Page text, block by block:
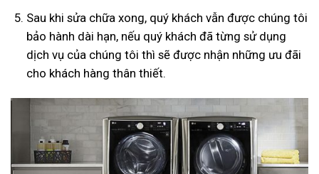
Sau khi sửa chữa xong, quý khách vẫn được chúng tôi
bảo hành dài hạn, nếu quý khách đã từng sử dụng
dịch vụ của chúng tôi thì sẽ được nhận những ưu đãi
cho khách hàng thân thiết.